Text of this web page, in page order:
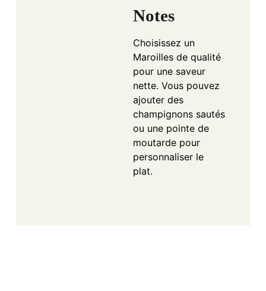
Notes
Choisissez un
Maroilles de qualité
pour une saveur
nette. Vous pouvez
ajouter des
champignons sautés
ou une pointe de
moutarde pour
personnaliser le
plat.